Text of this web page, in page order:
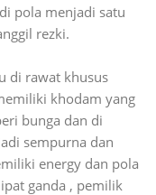
pola menjadi satu
rezki.
di rawat khusus
khodam yang
bunga dan di
sempurna dan
energy dan pola
ganda , pemilik